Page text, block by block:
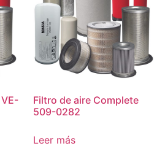
Filtro de aire Complete
509-0282
Leer más